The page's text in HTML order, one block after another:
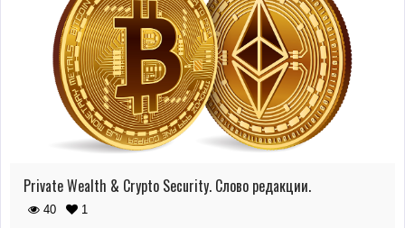
Private Wealth & Crypto Security. Слово редакции.
40
1